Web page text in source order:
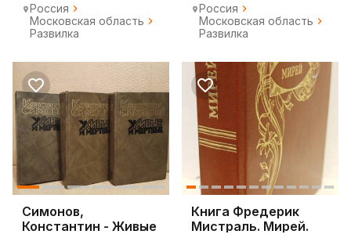
Россия
Московская область
Развилка
Россия
Московская область
Развилка
Симонов,
Константин - Живые
Книга Фредерик
Мистраль. Мирей.